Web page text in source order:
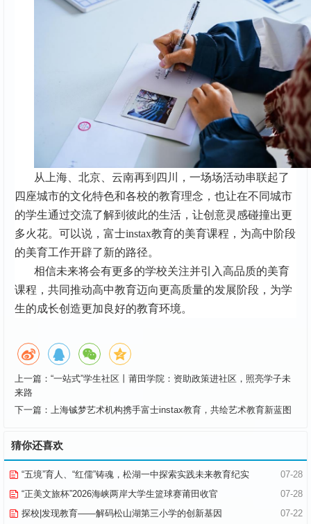
从上海、北京、云南再到四川，一场场活动串联起了
四座城市的文化特色和各校的教育理念，也让在不同城市
的学生通过交流了解到彼此的生活，让创意灵感碰撞出更
多火花。可以说，富士instax教育的美育课程，为高中阶段
的美育工作开辟了新的路径。
相信未来将会有更多的学校关注并引入高品质的美育
课程，共同推动高中教育迈向更高质量的发展阶段，为学
生的成长创造更加良好的教育环境。
上一篇： “一站式”学生社区丨莆田学院：资助政策进社区，照亮学子未
来路
下一篇： 上海铖梦艺术机构携手富士instax教育，共绘艺术教育新蓝图
猜你还喜欢
07-28
“五境”育人、“红儒”铸魂，松湖一中探索实践未来教育纪实
07-28
“正美文旅杯”​2026海峡两岸大学生篮球赛莆田收官
07-22
探校|发现教育——解码松山湖第三小学的创新基因